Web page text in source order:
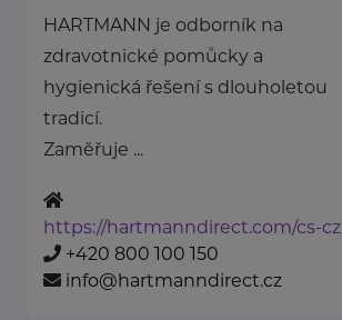
HARTMANN je odborník na
zdravotnické pomůcky a
hygienická řešení s dlouholetou
tradicí.
Zaměřuje ...
https://hartmanndirect.com/cs-cz
+420 800 100 150
info@hartmanndirect.cz